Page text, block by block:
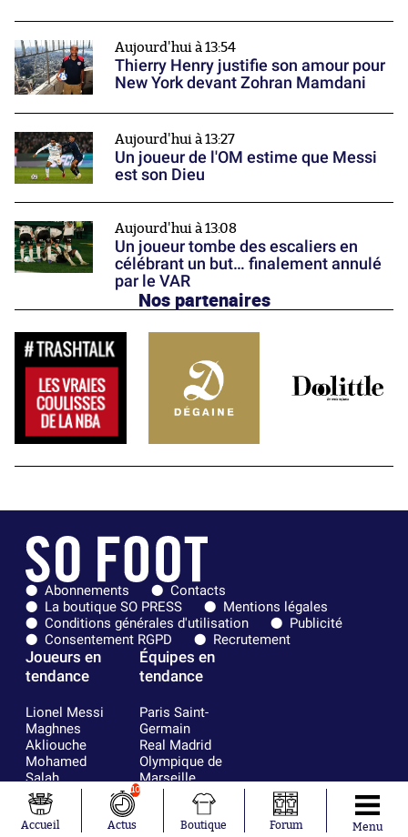
Aujourd'hui à 13:54
Thierry Henry justifie son amour pour
New York devant Zohran Mamdani
Aujourd'hui à 13:27
Un joueur de l'OM estime que Messi
est son Dieu
Aujourd'hui à 13:08
Un joueur tombe des escaliers en
célébrant un but… finalement annulé
par le VAR
Nos partenaires
Abonnements
Contacts
La boutique SO PRESS
Mentions légales
Conditions générales d'utilisation
Publicité
Consentement RGPD
Recrutement
Joueurs en
tendance
Lionel Messi
Maghnes
Akliouche
Mohamed
Salah
Neymar
Julián Álvarez
Ferrán Torres
Équipes en
tendance
Paris Saint-
Germain
Real Madrid
Olympique de
Marseille
FIFA
FC Barcelone
Argentine
Accueil
10
Actus Boutique Forum Menu